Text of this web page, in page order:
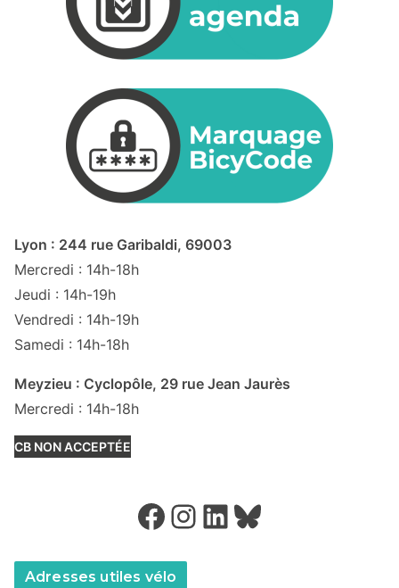
Lyon : 244 rue Garibaldi, 69003
Mercredi : 14h-18h
Jeudi : 14h-19h
Vendredi : 14h-19h
Samedi : 14h-18h
Meyzieu : Cyclopôle, 29 rue Jean Jaurès
Mercredi : 14h-18h
CB NON ACCEPTÉE
Facebook Instagram LinkedIn Bluesky
Adresses utiles vélo